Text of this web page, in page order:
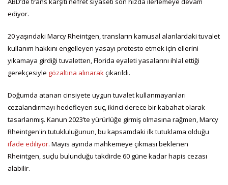
ediyor.
20 yaşındaki Marcy Rheintgen, transların kamusal alanlardaki tuvalet
kullanım hakkını engelleyen yasayı protesto etmek için ellerini
yıkamaya girdiği tuvaletten, Florida eyaleti yasalarını ihlal ettiği
gerekçesiyle gözaltına alınarak çıkarıldı.
Doğumda atanan cinsiyete uygun tuvalet kullanmayanları
cezalandırmayı hedefleyen suç, ikinci derece bir kabahat olarak
tasarlanmış. Kanun 2023’te yürürlüğe girmiş olmasına rağmen, Marcy
Rheintgen'in tutukluluğunun, bu kapsamdaki ilk tutuklama olduğu
ifade ediliyor. Mayıs ayında mahkemeye çıkması beklenen
Rheintgen, suçlu bulunduğu takdirde 60 güne kadar hapis cezası
alabilir.